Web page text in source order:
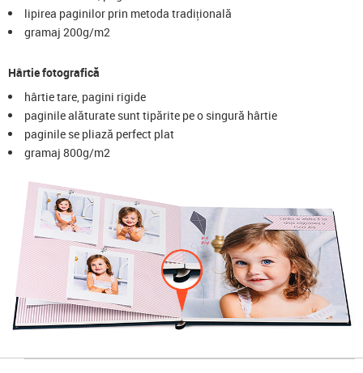
lipirea paginilor prin metoda tradițională
gramaj 200g/m2
Hârtie fotografică
hârtie tare, pagini rigide
paginile alăturate sunt tipărite pe o singură hârtie
paginile se pliază perfect plat
gramaj 800g/m2